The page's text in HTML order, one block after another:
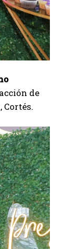
de
Cortés.